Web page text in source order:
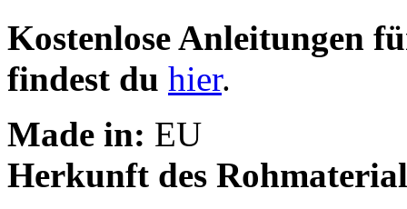
Kostenlose Anleitungen
findest du hier.
Made in: EU
Herkunft des